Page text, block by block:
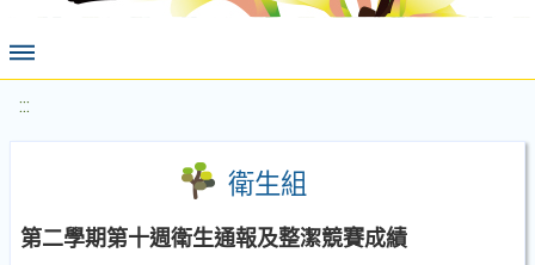
:::
衛生組
第二學期第十週衛生通報及整潔競賽成績